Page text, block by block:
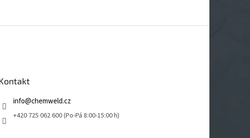
info@chemweld.cz
+420 725 062 600 (Po-Pá 8:00-15:00 h)